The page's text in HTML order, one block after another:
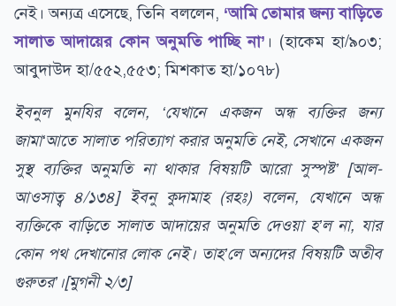
নেই। অন্যত্র এসেছে, তিনি বললেন, ‘আমি তোমার জন্য বাড়িতে
সালাত আদায়ের কোন অনুমতি পাচ্ছি না’ । (হাকেম হা/৯০৩;
আবুদাউদ হা/৫৫২,৫৫৩; মিশকাত হা/১০৭৮)
ইবনুল মুনযির বলেন, ‘যেখানে একজন অন্ধ ব্যক্তির জন্য
জামা‘আতে সালাত পরিত্যাগ করার অনুমতি নেই, সেখানে একজন
সুস্থ ব্যক্তির অনুমতি না থাকার বিষয়টি আরো সুস্পষ্ট’ [আল-
আওসাত্ব ৪/১৩৪]
ইবনু কুদামাহ (রহঃ) বলেন, যেখানে অন্ধ
ব্যক্তিকে বাড়িতে সালাত আদায়ের অনুমতি দেওয়া হ’ল না, যার
কোন পথ দেখানোর লোক নেই। তাহ’লে অন্যদের বিষয়টি অতীব
গুরুতর’।[মুগনী ২/৩]